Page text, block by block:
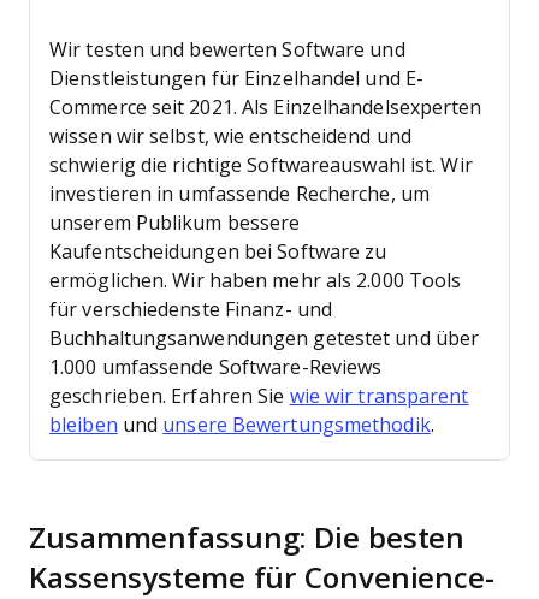
Wir testen und bewerten Software und
Dienstleistungen für Einzelhandel und E-
Commerce seit 2021. Als Einzelhandelsexperten
wissen wir selbst, wie entscheidend und
schwierig die richtige Softwareauswahl ist. Wir
investieren in umfassende Recherche, um
unserem Publikum bessere
Kaufentscheidungen bei Software zu
ermöglichen. Wir haben mehr als 2.000 Tools
für verschiedenste Finanz- und
Buchhaltungsanwendungen getestet und über
1.000 umfassende Software-Reviews
geschrieben. Erfahren Sie wie wir transparent
bleiben und unsere Bewertungsmethodik.
Zusammenfassung: Die besten
Kassensysteme für Convenience-